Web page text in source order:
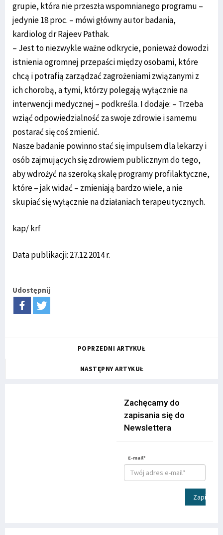
grupie, która nie przeszła wspomnianego programu –
jedynie 18 proc. – mówi główny autor badania,
kardiolog dr Rajeev Pathak.
– Jest to niezwykle ważne odkrycie, ponieważ dowodzi
istnienia ogromnej przepaści między osobami, które
chcą i potrafią zarządzać zagrożeniami związanymi z
ich chorobą, a tymi, którzy polegają wyłącznie na
interwencji medycznej – podkreśla. I dodaje: – Trzeba
wziąć odpowiedzialność za swoje zdrowie i samemu
postarać się coś zmienić.
Nasze badanie powinno stać się impulsem dla lekarzy i
osób zajmujących się zdrowiem publicznym do tego,
aby wdrożyć na szeroką skalę programy profilaktyczne,
które – jak widać – zmieniają bardzo wiele, a nie
skupiać się wyłącznie na działaniach terapeutycznych.
kap/ krf
Data publikacji: 27.12.2014 r.
Udostępnij
POPRZEDNI ARTYKUŁ
NASTĘPNY ARTYKUŁ
Zachęcamy do
zapisania się do
Newslettera
E-mail*
Zapisz